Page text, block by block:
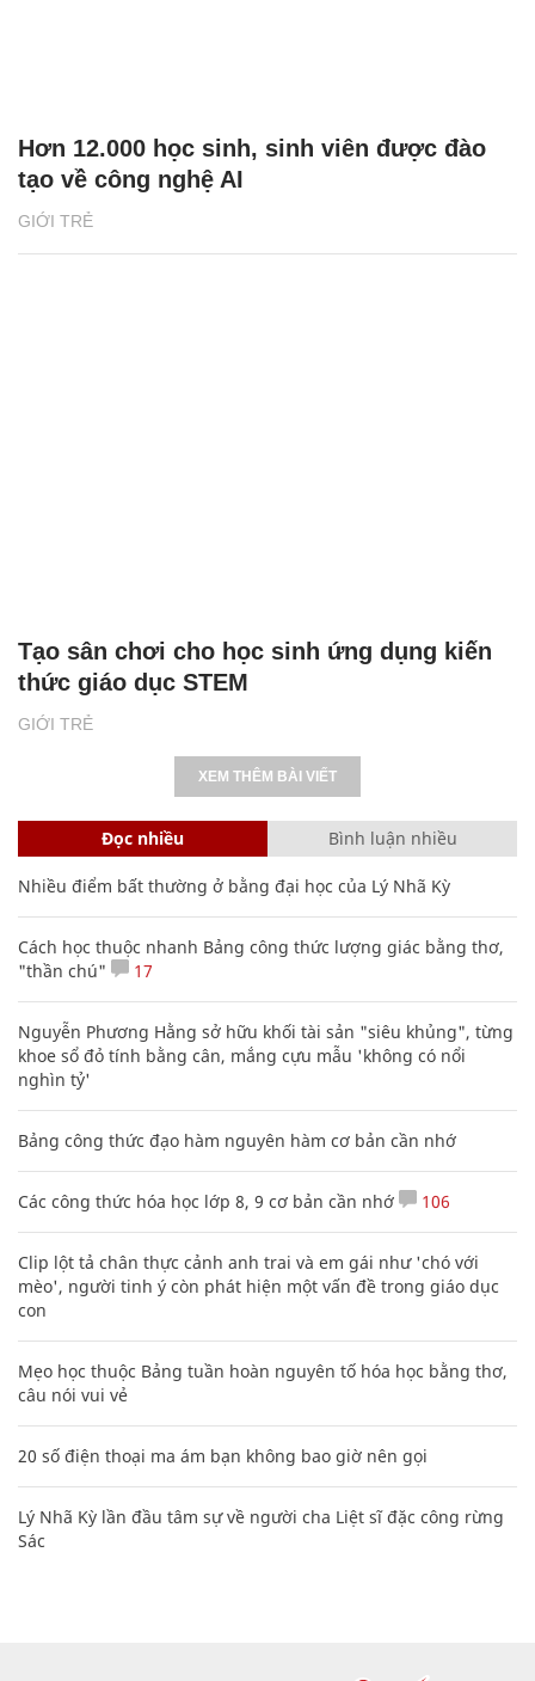
GIỚI TRẺ
Hơn 12.000 học sinh, sinh viên được đào
tạo về công nghệ AI
GIỚI TRẺ
Tạo sân chơi cho học sinh ứng dụng kiến
thức giáo dục STEM
XEM THÊM BÀI VIẾT
Đọc nhiều Bình luận nhiều
Nhiều điểm bất thường ở bằng đại học của Lý Nhã Kỳ
Cách học thuộc nhanh Bảng công thức lượng giác bằng thơ,
"thần chú"
17
Nguyễn Phương Hằng sở hữu khối tài sản "siêu khủng", từng
khoe sổ đỏ tính bằng cân, mắng cựu mẫu 'không có nổi
nghìn tỷ'
Bảng công thức đạo hàm nguyên hàm cơ bản cần nhớ
Các công thức hóa học lớp 8, 9 cơ bản cần nhớ 106
Clip lột tả chân thực cảnh anh trai và em gái như 'chó với
mèo', người tinh ý còn phát hiện một vấn đề trong giáo dục
con
Mẹo học thuộc Bảng tuần hoàn nguyên tố hóa học bằng thơ,
câu nói vui vẻ
20 số điện thoại ma ám bạn không bao giờ nên gọi
Lý Nhã Kỳ lần đầu tâm sự về người cha Liệt sĩ đặc công rừng
Sác